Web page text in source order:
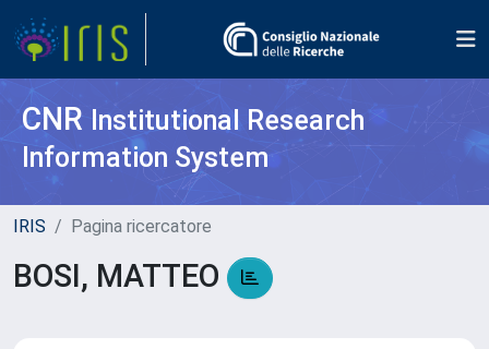
CNR Institutional Research
Information System
IRIS Pagina ricercatore
BOSI, MATTEO